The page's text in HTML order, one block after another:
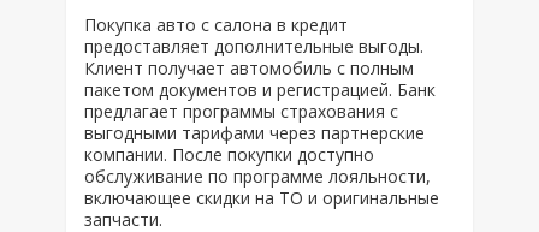
Покупка авто с салона в кредит
предоставляет дополнительные выгоды.
Клиент получает автомобиль с полным
пакетом документов и регистрацией. Банк
предлагает программы страхования с
выгодными тарифами через партнерские
компании. После покупки доступно
обслуживание по программе лояльности,
включающее скидки на ТО и оригинальные
запчасти.